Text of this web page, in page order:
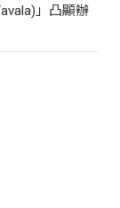
」凸顯辦